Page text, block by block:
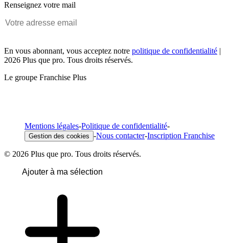
Renseignez votre mail
En vous abonnant, vous acceptez notre politique de confidentialité |
2026 Plus que pro. Tous droits réservés.
Le groupe Franchise Plus
Mentions légales-Politique de confidentialité-
Gestion des cookies -Nous contacter-Inscription Franchise
© 2026 Plus que pro. Tous droits réservés.
Ajouter à ma sélection